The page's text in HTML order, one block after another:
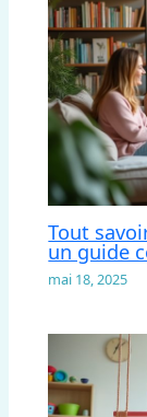
Tout
un guide
mai 18, 2025